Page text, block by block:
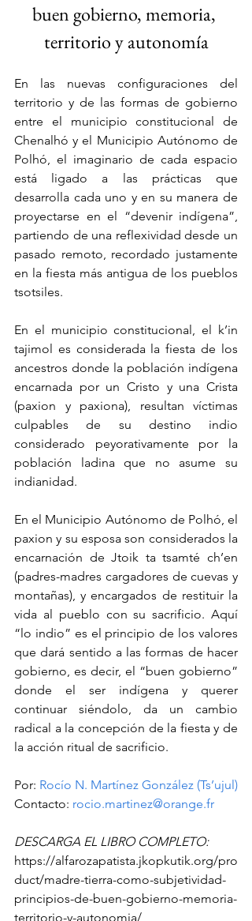
buen gobierno, memoria,
territorio y autonomía
En las nuevas configuraciones del
territorio y de las formas de gobierno
entre el municipio constitucional de
Chenalhó y el Municipio Autónomo de
Polhó, el imaginario de cada espacio
está ligado a las prácticas que
desarrolla cada uno y en su manera de
proyectarse en el “devenir indígena”,
partiendo de una reflexividad desde un
pasado remoto, recordado justamente
en la fiesta más antigua de los pueblos
tsotsiles.
En el municipio constitucional, el k’in
tajimol es considerada la fiesta de los
ancestros donde la población indígena
encarnada por un Cristo y una Crista
(paxion y paxiona), resultan víctimas
culpables de su destino indio
considerado peyorativamente por la
población ladina que no asume su
indianidad.
En el Municipio Autónomo de Polhó, el
paxion y su esposa son considerados la
encarnación de Jtoik ta tsamté ch’en
(padres-madres cargadores de cuevas y
montañas), y encargados de restituir la
vida al pueblo con su sacrificio. Aquí
“lo indio” es el principio de los valores
que dará sentido a las formas de hacer
gobierno, es decir, el “buen gobierno”
donde el ser indígena y querer
continuar siéndolo, da un cambio
radical a la concepción de la fiesta y de
la acción ritual de sacrificio.
Por: Rocío N. Martínez González (Ts’ujul)
Contacto: rocio.martinez@orange.fr
DESCARGA EL LIBRO COMPLETO:
https://alfarozapatista.jkopkutik.org/pro
duct/madre-tierra-como-subjetividad-
principios-de-buen-gobierno-memoria-
territorio-y-autonomia/